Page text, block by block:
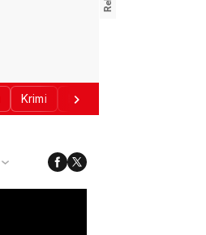
Krimi Donald Trump